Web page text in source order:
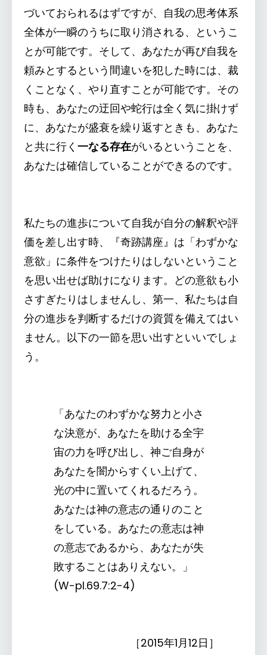
づいておられるはずですが、自我の思考体系
全体が一瞬のうちに取り消される、というこ
とが可能です。そして、あなたが再び自我を
頼みとするという間違いを犯した時には、裁
くことなく、やり直すことが可能です。その
時も、あなたの迂回や蛇行は全く気に掛けず
に、あなたが盛衰を繰り返すときも、あなた
と共に行く 一なる存在がいるということを、
あなたは確信していることができるのです。
私たちの進歩について自我が自分の解釈や評
価を差し出す時、『奇跡講座』は「わずかな
意欲」に条件をつけたりはしないということ
を思い出せば助けになります。どの意欲も小
さすぎたりはしませんし、第一、私たちは自
分の進歩を判断するだけの資質を備えてはい
ません。以下の一節を思い出すといいでしょ
う。
「あなたのわずかな努力と小さ
な決意が、あなたを助ける全宇
宙の力を呼び出し、神ご自身が
あなたを闇からすくい上げて、
光の中に置いてくれるだろう。
あなたは神の意志の通りのこと
をしている。あなたの意志は神
の意志であるから、あなたが失
敗することはありえない。」
(W-pI.69.7:2-4)
［2015年1月12日］